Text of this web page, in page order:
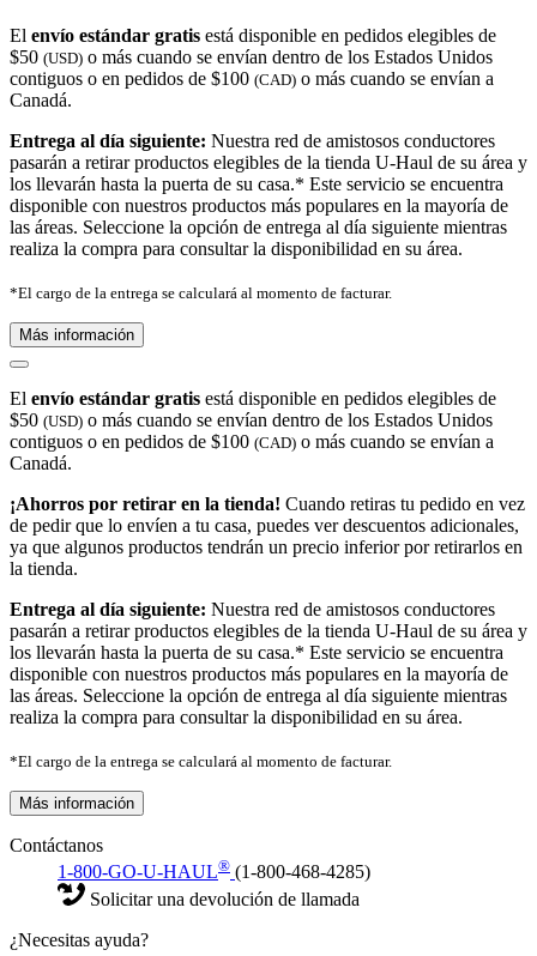
El envío estándar gratis está disponible en pedidos elegibles de
$50 (USD) o más cuando se envían dentro de los Estados Unidos
contiguos o en pedidos de $100 (CAD) o más cuando se envían a
Canadá.
Entrega al día siguiente: Nuestra red de amistosos conductores
pasarán a retirar productos elegibles de la tienda U-Haul de su área y
los llevarán hasta la puerta de su casa.* Este servicio se encuentra
disponible con nuestros productos más populares en la mayoría de
las áreas. Seleccione la opción de entrega al día siguiente mientras
realiza la compra para consultar la disponibilidad en su área.
*El cargo de la entrega se calculará al momento de facturar.
Más información
El envío estándar gratis está disponible en pedidos elegibles de
$50 (USD) o más cuando se envían dentro de los Estados Unidos
contiguos o en pedidos de $100 (CAD) o más cuando se envían a
Canadá.
¡Ahorros por retirar en la tienda! Cuando retiras tu pedido en vez
de pedir que lo envíen a tu casa, puedes ver descuentos adicionales,
ya que algunos productos tendrán un precio inferior por retirarlos en
la tienda.
Entrega al día siguiente: Nuestra red de amistosos conductores
pasarán a retirar productos elegibles de la tienda U-Haul de su área y
los llevarán hasta la puerta de su casa.* Este servicio se encuentra
disponible con nuestros productos más populares en la mayoría de
las áreas. Seleccione la opción de entrega al día siguiente mientras
realiza la compra para consultar la disponibilidad en su área.
*El cargo de la entrega se calculará al momento de facturar.
Más información
Contáctanos
1-800-GO-U-HAUL® (1-800-468-4285)
Solicitar una devolución de llamada
¿Necesitas ayuda?